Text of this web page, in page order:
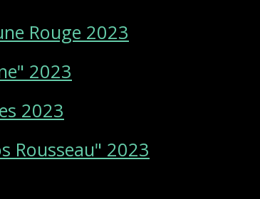
Rouge 2023
2023
2023
Rousseau" 2023